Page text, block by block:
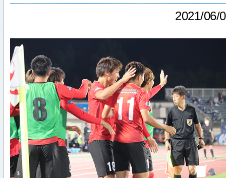
2021/06/